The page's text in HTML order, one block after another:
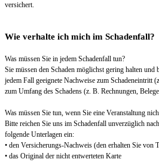
versichert.
Wie verhalte ich mich im Schadenfall?
Was müssen Sie in jedem Schadenfall tun?
Sie müssen den Schaden möglichst gering halten und
jedem Fall geeignete Nachweise zum Schadeneintritt
zum Umfang des Schadens (z. B. Rechnungen,
Was müssen Sie tun, wenn Sie eine Veranstaltung
Bitte reichen Sie uns im Schadenfall unverzüglich
folgende Unterlagen ein:
• den Versicherungs-Nachweis (den erhalten Sie von
• das Original der nicht entwerteten Karte